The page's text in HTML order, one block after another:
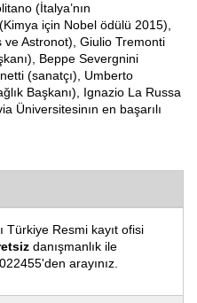
(İtalya’nın
için Nobel ödülü 2015),
Astronot), Giulio Tremonti
Beppe Severgnini
(sanatçı), Umberto
Başkanı), Ignazio La Russa
Üniversitesinın en başarılı
Türkiye Resmi kayıt ofisi
danışmanlık ile
arayınız.